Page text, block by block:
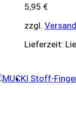
5,95 €
zzgl.
Lieferzeit: